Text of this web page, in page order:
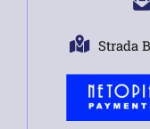
Strada